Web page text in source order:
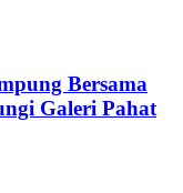
Bersama
Galeri Pahat